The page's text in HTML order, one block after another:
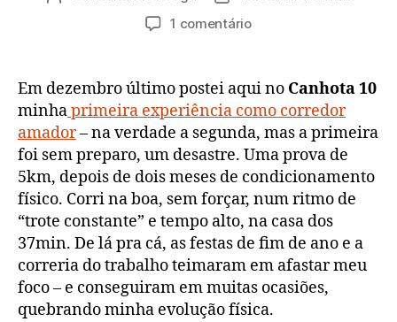
de
1 comentárioem
(2)
Em dezembro último postei aqui no Canhota 10
minhaprimeira experiência como corredor
amador– na verdade a segunda, mas a primeira
foi sem preparo, um desastre. Uma prova de
5km, depois de dois meses de condicionamento
físico. Corri na boa, sem forçar, num ritmo de
“trote constante” e tempo alto, na casa dos
37min. De lá pra cá, as festas de fim de ano e a
correria do trabalho teimaram em afastar meu
foco – e conseguiram em muitas ocasiões,
quebrando minha evolução física.